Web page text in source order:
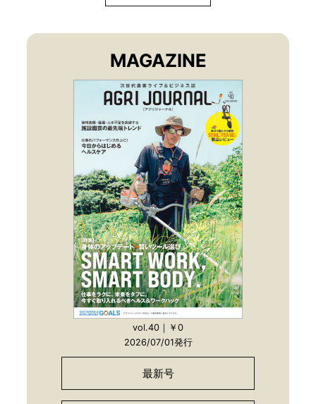
MAGAZINE
vol.40｜￥0
2026/07/01発行
最新号